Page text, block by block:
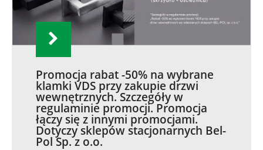
Promocja rabat -50% na wybrane
klamki VDS przy zakupie drzwi
wewnętrznych. Szczegóły w
regulaminie promocji. Promocja
łączy się z innymi promocjami.
Dotyczy sklepów stacjonarnych Bel-
Pol Sp. z o.o.